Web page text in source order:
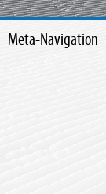
Meta-Navigation